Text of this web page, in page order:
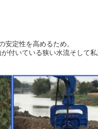
定性を高めるため。
付いている狭い水流そして